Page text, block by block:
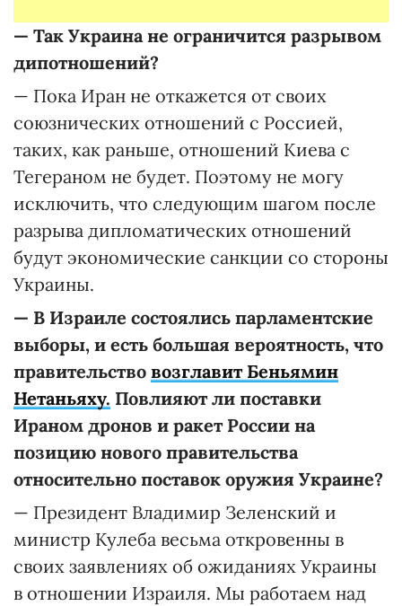
— Так Украина не ограничится разрывом
дипотношений?
— Пока Иран не откажется от своих
союзнических отношений с Россией,
таких, как раньше, отношений Киева с
Тегераном не будет. Поэтому не могу
исключить, что следующим шагом после
разрыва дипломатических отношений
будут экономические санкции со стороны
Украины.
— В Израиле состоялись парламентские
выборы, и есть большая вероятность, что
правительство возглавит Беньямин
Нетаньяху. Повлияют ли поставки
Ираном дронов и ракет России на
позицию нового правительства
относительно поставок оружия Украине?
— Президент Владимир Зеленский и
министр Кулеба весьма откровенны в
своих заявлениях об ожиданиях Украины
в отношении Израиля. Мы работаем над